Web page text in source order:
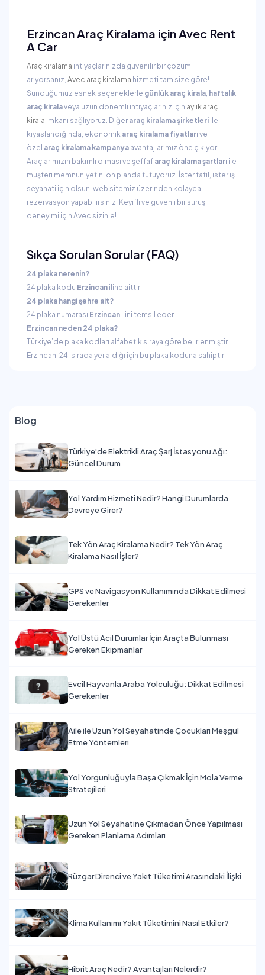
Erzincan Araç Kiralama için Avec Rent
A Car
Araç kiralama ihtiyaçlarınızda güvenilir bir çözüm
arıyorsanız, Avec araç kiralama hizmeti tam size göre!
Sunduğumuz esnek seçeneklerle günlük araç kirala, haftalık
araç kiralaveya uzun dönemli ihtiyaçlarınız için aylık araç
kirala imkanı sağlıyoruz. Diğer araç kiralama şirketleri ile
kıyaslandığında, ekonomik araç kiralama fiyatlarıve
özel araç kiralama kampanya avantajlarımız öne çıkıyor.
Araçlarımızın bakımlı olması ve şeffaf araç kiralama şartları ile
müşteri memnuniyetini ön planda tutuyoruz. İster tatil, ister iş
seyahati için olsun, web sitemiz üzerinden kolayca
rezervasyon yapabilirsiniz. Keyifli ve güvenli bir sürüş
deneyimi için Avec sizinle!
Sıkça Sorulan Sorular (FAQ)
24 plaka nerenin?
24 plaka kodu Erzincan iline aittir.
24 plaka hangi şehre ait?
24 plaka numarası Erzincan ilini temsil eder.
Erzincan neden 24 plaka?
Türkiye’de plaka kodları alfabetik sıraya göre belirlenmiştir.
Erzincan, 24. sırada yer aldığı için bu plaka koduna sahiptir.
Blog
Türkiye'de Elektrikli Araç Şarj İstasyonu Ağı:
Güncel Durum
Yol Yardım Hizmeti Nedir? Hangi Durumlarda
Devreye Girer?
Tek Yön Araç Kiralama Nedir? Tek Yön Araç
Kiralama Nasıl İşler?
GPS ve Navigasyon Kullanımında Dikkat Edilmesi
Gerekenler
Yol Üstü Acil Durumlar İçin Araçta Bulunması
Gereken Ekipmanlar
Evcil Hayvanla Araba Yolculuğu: Dikkat Edilmesi
Gerekenler
Aile ile Uzun Yol Seyahatinde Çocukları Meşgul
Etme Yöntemleri
Yol Yorgunluğuyla Başa Çıkmak İçin Mola Verme
Stratejileri
Uzun Yol Seyahatine Çıkmadan Önce Yapılması
Gereken Planlama Adımları
Rüzgar Direnci ve Yakıt Tüketimi Arasındaki İlişki
Klima Kullanımı Yakıt Tüketimini Nasıl Etkiler?
Hibrit Araç Nedir? Avantajları Nelerdir?